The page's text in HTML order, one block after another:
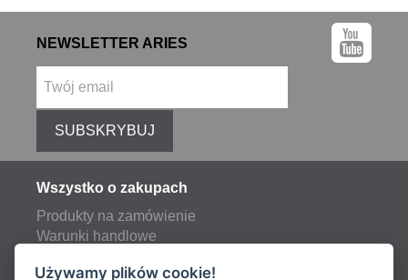
NEWSLETTER ARIES
SUBSKRYBUJ
Wszystko o zakupach
Produkty na zamówienie
Warunki handlowe
Opłaty pocztowe i transportowe
Używamy plików cookie!